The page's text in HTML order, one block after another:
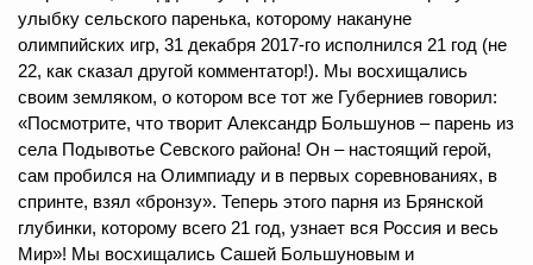
улыбку сельского паренька, которому накануне
олимпийских игр, 31 декабря 2017-го исполнился 21 год (не
22, как сказал другой комментатор!). Мы восхищались
своим земляком, о котором все тот же Губерниев говорил:
«Посмотрите, что творит Александр Большунов – парень из
села Подывотье Севского района! Он – настоящий герой,
сам пробился на Олимпиаду и в первых соревнованиях, в
спринте, взял «бронзу». Теперь этого парня из Брянской
глубинки, которому всего 21 год, узнает вся Россия и весь
Мир»! Мы восхищались Сашей Большуновым и